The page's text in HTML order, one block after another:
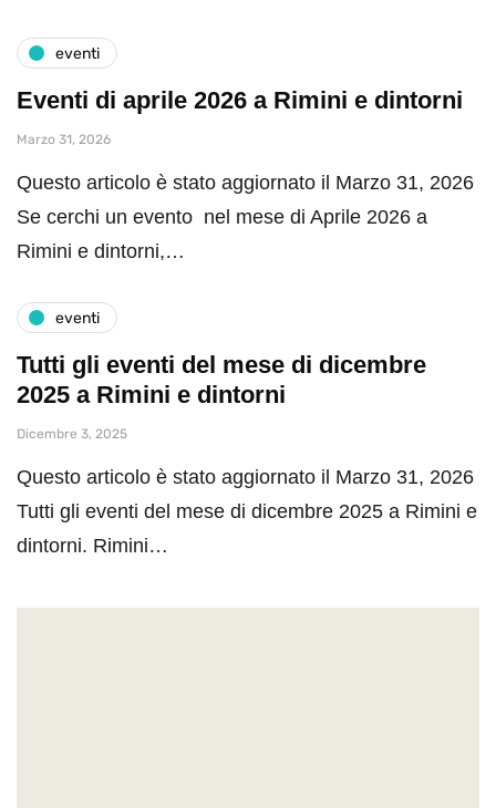
eventi
Eventi di aprile 2026 a Rimini e dintorni
Marzo 31, 2026
Questo articolo è stato aggiornato il Marzo 31, 2026
Se cerchi un evento nel mese di Aprile 2026 a
Rimini e dintorni,…
eventi
Tutti gli eventi del mese di dicembre
2025 a Rimini e dintorni
Dicembre 3, 2025
Questo articolo è stato aggiornato il Marzo 31, 2026
Tutti gli eventi del mese di dicembre 2025 a Rimini e
dintorni. Rimini…